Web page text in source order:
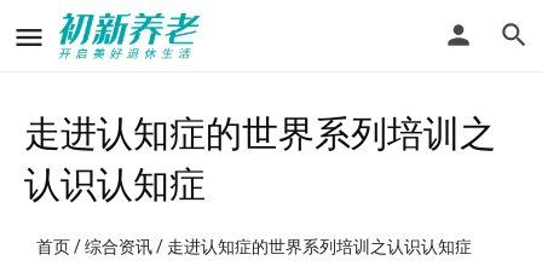
走进认知症的世界系列培训之
认识认知症
首页/综合资讯/ 走进认知症的世界系列培训之认识认知症